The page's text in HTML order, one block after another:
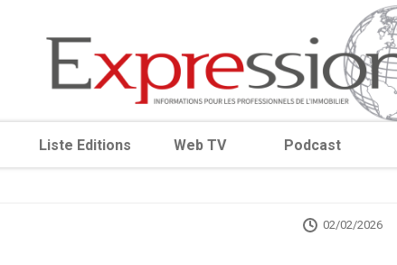
Liste Editions Web TV Podcast
02/02/2026